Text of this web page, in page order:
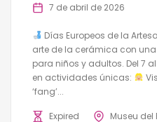
7 de abril de 2026
Días Europeos de la
arte de la cerámica con
para niños y adultos. Del 7
en actividades únicas:
‘fang’...
Expired Museu del